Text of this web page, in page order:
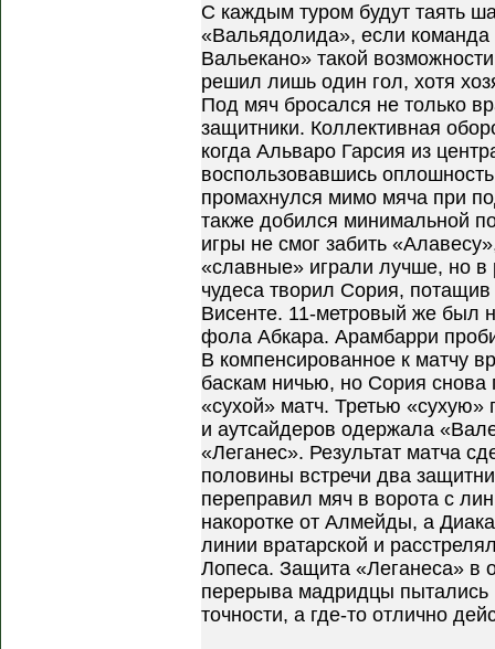
С каждым туром будут таять
«Вальядолида», если команда
Вальекано» такой
решил лишь один гол, хотя
Под мяч бросался не только
защитники. Коллективная
когда Альваро Гарсия из
воспользовавшись
промахнулся мимо мяча при
также добился минимальной
игры не смог забить
«славные» играли лучше, но в
чудеса творил Сория,
Висенте. 11-метровый же был
фола Абкара. Арамбарри
В компенсированное к матчу
баскам ничью, но Сория
«сухой» матч. Третью
и аутсайдеров одержала
«Леганес». Результат матча
половины встречи два
переправил мяч в ворота с
накоротке от Алмейды, а
линии вратарской и
Лопеса. Защита «Леганеса» в
перерыва мадридцы пытались
точности, а где-то отлично